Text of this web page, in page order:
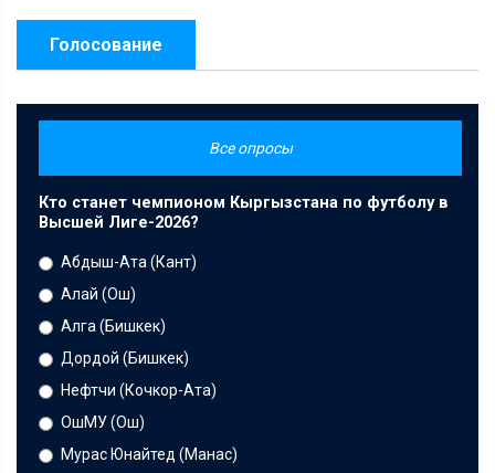
Голосование
Все опросы
Кто станет чемпионом Кыргызстана по футболу в
Высшей Лиге-2026?
Абдыш-Ата (Кант)
Алай (Ош)
Алга (Бишкек)
Дордой (Бишкек)
Нефтчи (Кочкор-Ата)
ОшМУ (Ош)
Мурас Юнайтед (Манас)